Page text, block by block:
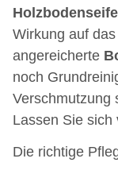
Wirkung auf
angereicherte
noch
Verschmutzung
Lassen Sie sich
Die richtige